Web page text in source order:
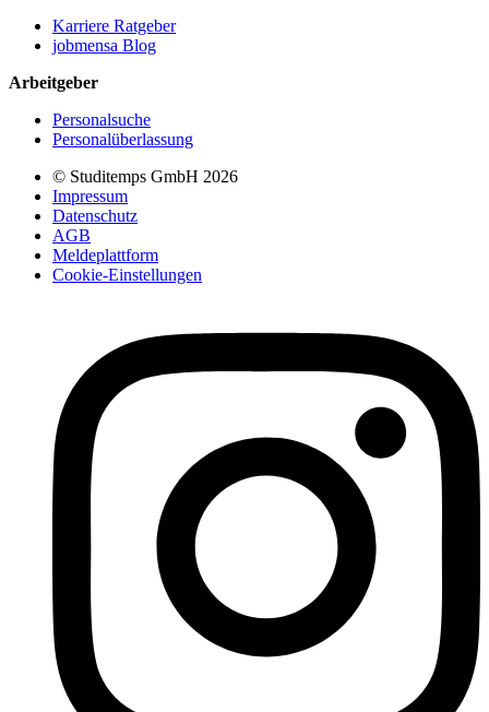
Karriere Ratgeber
jobmensa Blog
Arbeitgeber
Personalsuche
Personalüberlassung
© Studitemps GmbH 2026
Impressum
Datenschutz
AGB
Meldeplattform
Cookie-Einstellungen